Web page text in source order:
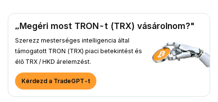
„Megéri most TRON-t (TRX) vásárolnom?"
Szerezz mesterséges intelligencia által
támogatott TRON (TRX) piaci betekintést és
élő TRX / HKD árelemzést.
Kérdezd a TradeGPT-t